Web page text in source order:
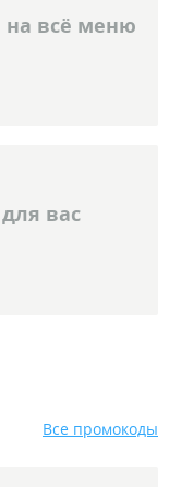
на всё меню
вас
Все промокоды